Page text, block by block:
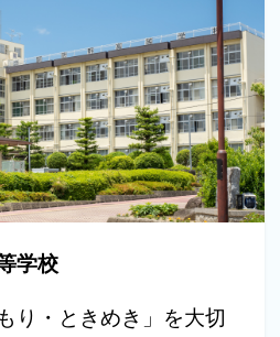
学校
り・ときめき」を大切